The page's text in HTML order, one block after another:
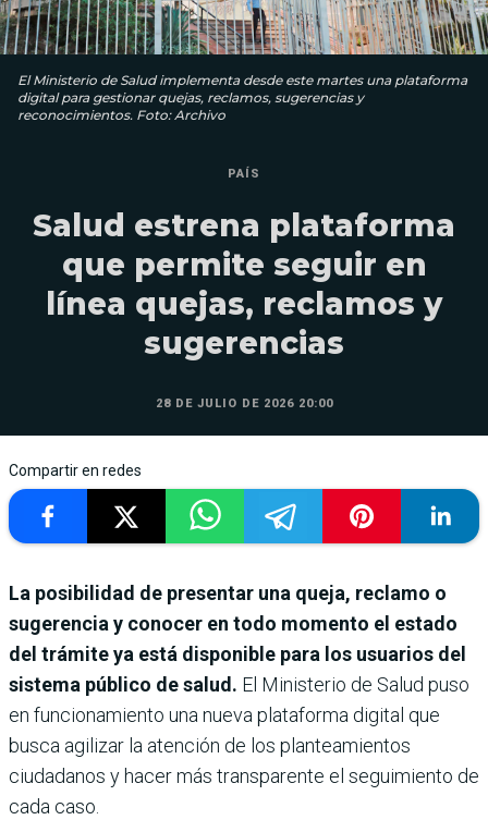
El Ministerio de Salud implementa desde este martes una plataforma
digital para gestionar quejas, reclamos, sugerencias y
reconocimientos. Foto: Archivo
PAÍS
Salud estrena plataforma
que permite seguir en
línea quejas, reclamos y
sugerencias
28 DE JULIO DE 2026 20:00
Compartir en redes
La posibilidad de presentar una queja, reclamo o
sugerencia y conocer en todo momento el estado
del trámite ya está disponible para los usuarios del
sistema público de salud. El Ministerio de Salud puso
en funcionamiento una nueva plataforma digital que
busca agilizar la atención de los planteamientos
ciudadanos y hacer más transparente el seguimiento de
cada caso.